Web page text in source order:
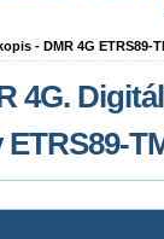
- DMR 4G ETRS89-
4G.